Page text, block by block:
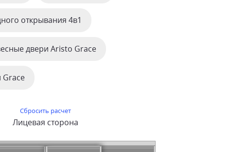
открывания 4в1
двери Aristo Grace
Grace
Сбросить расчет
Лицевая сторона